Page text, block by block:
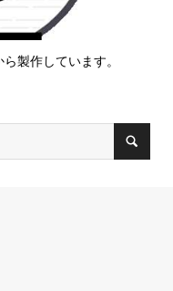
製作しています。